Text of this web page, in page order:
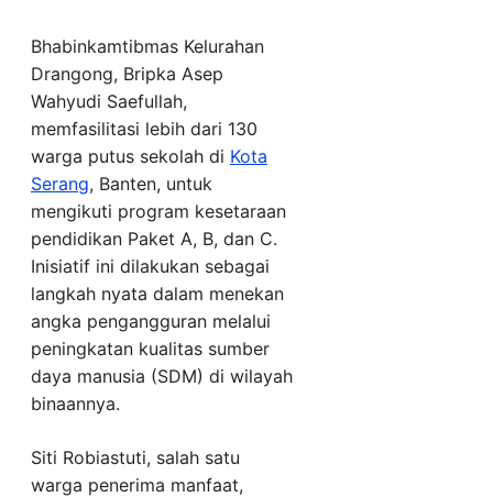
Bhabinkamtibmas Kelurahan
Drangong, Bripka Asep
Wahyudi Saefullah,
memfasilitasi lebih dari 130
warga putus sekolah di Kota
Serang, Banten, untuk
mengikuti program kesetaraan
pendidikan Paket A, B, dan C.
Inisiatif ini dilakukan sebagai
langkah nyata dalam menekan
angka pengangguran melalui
peningkatan kualitas sumber
daya manusia (SDM) di wilayah
binaannya.
Siti Robiastuti, salah satu
warga penerima manfaat,